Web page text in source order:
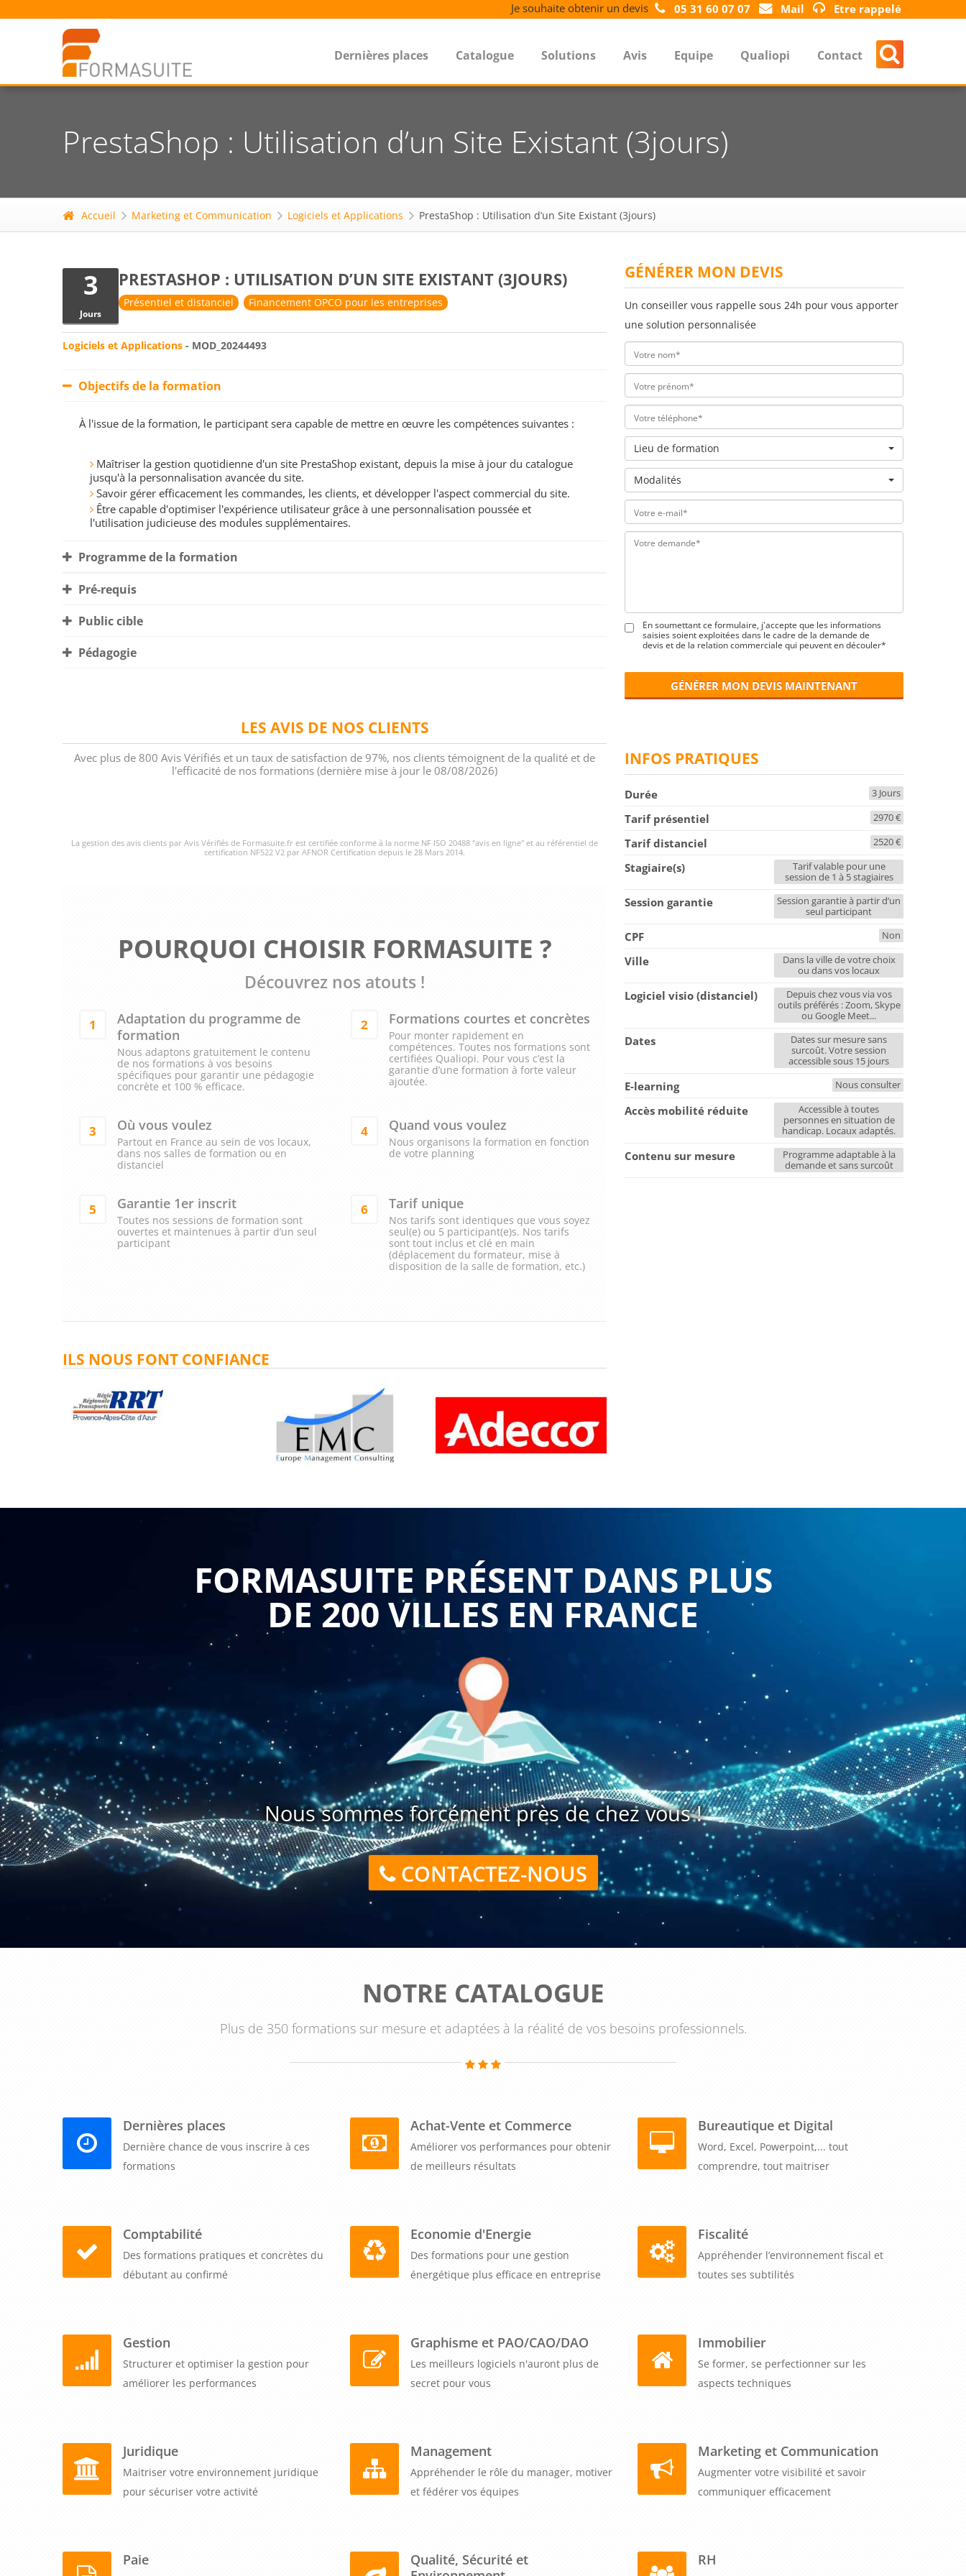
Je souhaite obtenir un devis 05 31 60 07 07 Mail Etre rappelé
Dernières places Catalogue Solutions Avis Equipe Qualiopi Contact
PrestaShop : Utilisation d’un Site Existant (3jours)
Accueil Marketing et Communication Logiciels et Applications PrestaShop : Utilisation d’un Site Existant (3jours)
3
Jours
PRESTASHOP : UTILISATION D’UN SITE EXISTANT (3JOURS)
Présentiel et distanciel Financement OPCO pour les entreprises
Logiciels et Applications - MOD_20244493
Objectifs de la formation
À l'issue de la formation, le participant sera capable de mettre en œuvre les compétences suivantes :
Maîtriser la gestion quotidienne d'un site PrestaShop existant, depuis la mise à jour du catalogue
jusqu'à la personnalisation avancée du site.
Savoir gérer efficacement les commandes, les clients, et développer l'aspect commercial du site.
Être capable d'optimiser l'expérience utilisateur grâce à une personnalisation poussée et
l'utilisation judicieuse des modules supplémentaires.
Programme de la formation
Pré-requis
Public cible
Pédagogie
LES AVIS DE NOS CLIENTS
Avec plus de 800 Avis Vérifiés et un taux de satisfaction de 97%, nos clients témoignent de la qualité et de
l'efficacité de nos formations (dernière mise à jour le 08/08/2026)
La gestion des avis clients par Avis Vérifiés de Formasuite.fr est certifiée conforme à la norme NF ISO 20488 "avis en ligne" et au référentiel de
certification NF522 V2 par AFNOR Certification depuis le 28 Mars 2014.
POURQUOI CHOISIR FORMASUITE ?
Découvrez nos atouts !
1
Adaptation du programme de
formation
Nous adaptons gratuitement le contenu
de nos formations à vos besoins
spécifiques pour garantir une pédagogie
concrète et 100 % efficace.
2 Formations courtes et concrètes
Pour monter rapidement en
compétences. Toutes nos formations sont
certifiées Qualiopi. Pour vous c’est la
garantie d’une formation à forte valeur
ajoutée.
3 Où vous voulez
Partout en France au sein de vos locaux,
dans nos salles de formation ou en
distanciel
4 Quand vous voulez
Nous organisons la formation en fonction
de votre planning
5 Garantie 1er inscrit
Toutes nos sessions de formation sont
ouvertes et maintenues à partir d’un seul
participant
6 Tarif unique
Nos tarifs sont identiques que vous soyez
seul(e) ou 5 participant(e)s. Nos tarifs
sont tout inclus et clé en main
(déplacement du formateur, mise à
disposition de la salle de formation, etc.)
ILS NOUS FONT CONFIANCE
GÉNÉRER MON DEVIS
Un conseiller vous rappelle sous 24h pour vous apporter
une solution personnalisée
Lieu de formation
Modalités
En soumettant ce formulaire, j'accepte que les informations
saisies soient exploitées dans le cadre de la demande de
devis et de la relation commerciale qui peuvent en découler*
GÉNÉRER MON DEVIS MAINTENANT
INFOS PRATIQUES
Durée 3 Jours
Tarif présentiel 2970 €
Tarif distanciel 2520 €
Stagiaire(s)
Tarif valable pour une
session de 1 à 5 stagiaires
Session garantie
Session garantie à partir d’un
seul participant
CPF Non
Ville
Dans la ville de votre choix
ou dans vos locaux
Logiciel visio (distanciel)
Depuis chez vous via vos
outils préférés : Zoom, Skype
ou Google Meet...
Dates
Dates sur mesure sans
surcoût. Votre session
accessible sous 15 jours
E-learning Nous consulter
Accès mobilité réduite
Accessible à toutes
personnes en situation de
handicap. Locaux adaptés.
Contenu sur mesure
Programme adaptable à la
demande et sans surcoût
FORMASUITE PRÉSENT DANS PLUS
DE 200 VILLES EN FRANCE
Nous sommes forcément près de chez vous !
CONTACTEZ-NOUS
NOTRE CATALOGUE
Plus de 350 formations sur mesure et adaptées à la réalité de vos besoins professionnels.
Dernières places
Dernière chance de vous inscrire à ces
formations
Achat-Vente et Commerce
Améliorer vos performances pour obtenir
de meilleurs résultats
Bureautique et Digital
Word, Excel, Powerpoint,... tout
comprendre, tout maitriser
Comptabilité
Des formations pratiques et concrètes du
débutant au confirmé
Economie d'Energie
Des formations pour une gestion
énergétique plus efficace en entreprise
Fiscalité
Appréhender l’environnement fiscal et
toutes ses subtilités
Gestion
Structurer et optimiser la gestion pour
améliorer les performances
Graphisme et PAO/CAO/DAO
Les meilleurs logiciels n'auront plus de
secret pour vous
Immobilier
Se former, se perfectionner sur les
aspects techniques
Juridique
Maitriser votre environnement juridique
pour sécuriser votre activité
Management
Appréhender le rôle du manager, motiver
et fédérer vos équipes
Marketing et Communication
Augmenter votre visibilité et savoir
communiquer efficacement
Paie
Qualité, Sécurité et
RH